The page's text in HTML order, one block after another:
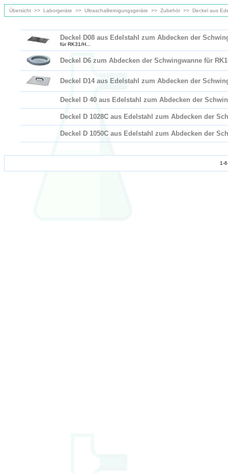
Übersicht >> Laborgeräte >> Ultraschallreinigungsgeräte >> Zubehör >> Deckel aus
Deckel D08 aus Edelstahl zum Abdecken der
für RK31/H...
Deckel D6 zum Abdecken der Schwingwanne für
Deckel D14 aus Edelstahl zum Abdecken der
Deckel D 40 aus Edelstahl zum Abdecken der
Deckel D 1028C aus Edelstahl zum Abdecken der
Deckel D 1050C aus Edelstahl zum Abdecken der
1-